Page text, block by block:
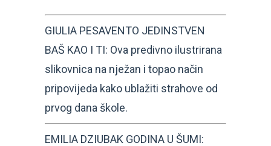
GIULIA PESAVENTO JEDINSTVEN
BAŠ KAO I TI: Ova predivno ilustrirana
slikovnica na nježan i topao način
pripovijeda kako ublažiti strahove od
prvog dana škole.
EMILIA DZIUBAK GODINA U ŠUMI: